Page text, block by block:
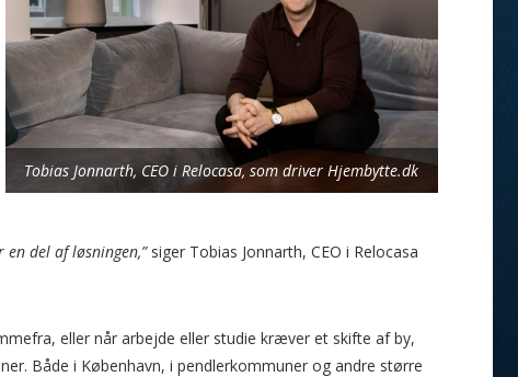
Tobias Jonnarth, CEO i Relocasa, som driver Hjembytte.dk
del af løsningen,” siger Tobias Jonnarth, CEO i Relocasa
eller når arbejde eller studie kræver et skifte af by,
Både i København, i pendlerkommuner og andre større